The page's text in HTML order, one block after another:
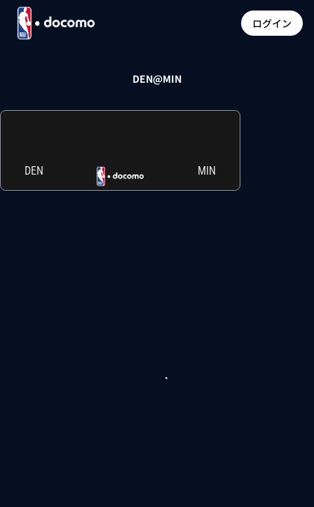
ログイン
DEN@MIN
DEN MIN